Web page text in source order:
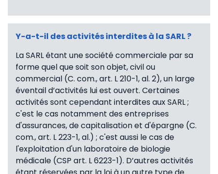
Y-a-t-il des activités interdites à la SARL ?
La SARL étant une société commerciale par sa
forme quel que soit son objet, civil ou
commercial (C. com., art. L 210-1, al. 2), un large
éventail d’activités lui est ouvert. Certaines
activités sont cependant interdites aux SARL ;
c'est le cas notamment des entreprises
d'assurances, de capitalisation et d'épargne (C.
com., art. L 223-1, al.) ; c'est aussi le cas de
l'exploitation d'un laboratoire de biologie
médicale (CSP art. L 6223-1). D’autres activités